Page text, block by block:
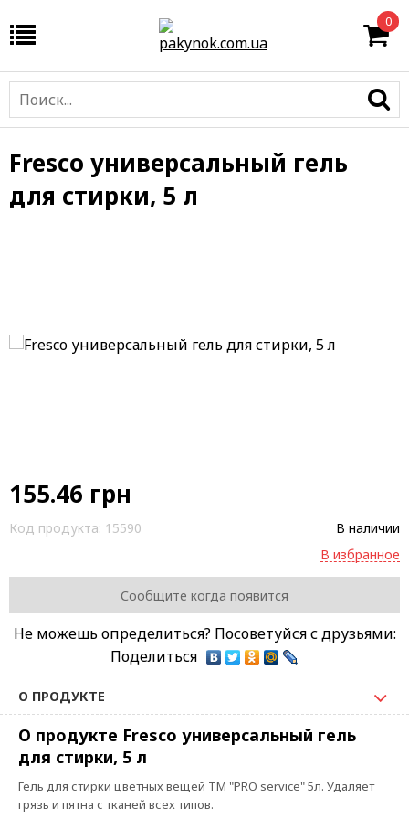
0
Fresco универсальный гель
для стирки, 5 л
155.46 грн
Код продукта: 15590
В наличии
В избранное
Сообщите когда появится
Не можешь определиться? Посоветуйся с друзьями:
Поделиться
О ПРОДУКТЕ
О продукте Fresco универсальный гель
для стирки, 5 л
Гель для стирки цветных вещей ТМ "PRO service" 5л. Удаляет
грязь и пятна с тканей всех типов.